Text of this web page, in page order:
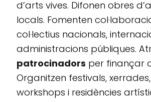
d’arts vives. Difonen obres
locals. Fomenten
col·lectius nacionals,
administracions públiques.
patrocinadors per finançar
Organitzen festivals,
workshops i residències